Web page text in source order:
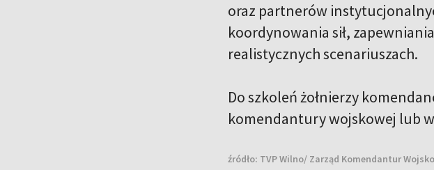
oraz partnerów
koordynowania sił,
realistycznych scenariuszach.
Do szkoleń żołnierzy
komendantury wojskowej lub
źródło: TVP Wilno/ Zarząd Komendantur